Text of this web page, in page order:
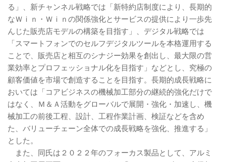
る」、新チャンネル戦略では「新特約店制度により、長期的
なＷｉｎ・Ｗｉｎの関係強化とサービスの提供により一歩先
んじた販売店モデルの構築を目指す」、デジタル戦略では
「スマートフォンでのセルフデジタルツールを本格運用する
ことで、販売店と相互のシナジー効果を創出し、最大限の営
業効率とプロフェッショナル化を目指す」などとし、究極の
顧客価値を市場で創造することを目指す。長期的成長戦略に
おいては「コアビジネスの機械加工部分の継続的強化だけで
はなく、Ｍ＆Ａ活動をグローバルで展開・強化・加速し、機
械加工の前後工程、設計、工程作業計画、検証などを含め
た、バリューチェーン全体での成長戦略を強化、推進する」
とした。
また、同氏は２０２２年のフォーカス製品として、アルミ